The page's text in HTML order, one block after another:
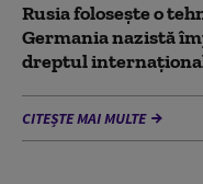
Rusia folosește o
Germania nazistă
dreptul
CITEȘTE MAI MULTE